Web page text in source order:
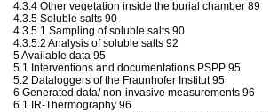
4.3.4 Other vegetation inside the burial chamber 89
4.3.5 Soluble salts 90
4.3.5.1 Sampling of soluble salts 90
4.3.5.2 Analysis of soluble salts 92
5 Available data 95
5.1 Interventions and documentations PSPP 95
5.2 Dataloggers of the Fraunhofer Institut 95
6 Generated data/ non-invasive measurements 96
6.1 IR-Thermography 96